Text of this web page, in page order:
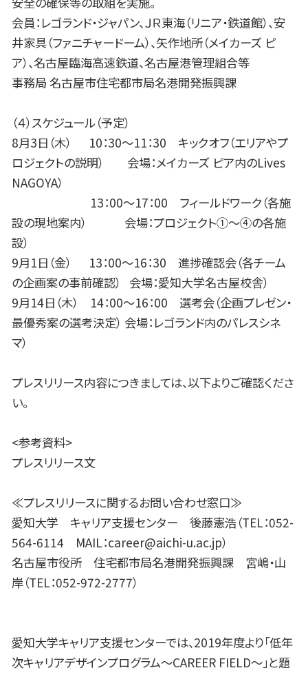
会員：レゴランド・ジャパン、ＪＲ東海（リニア・鉄道館）、安
井家具（ファニチャードーム）、矢作地所（メイカーズ ピ
ア）、名古屋臨海高速鉄道、名古屋港管理組合等
事務局 名古屋市住宅都市局名港開発振興課
（４）スケジュール（予定）
8月3日（木） 10：30～11：30 キックオフ（エリアやプ
ロジェクトの説明） 会場：メイカーズ ピア内のLives
NAGOYA）
13：00～17：00 フィールドワーク（各施
設の現地案内） 会場：プロジェクト①～④の各施
設）
9月1日（金） 13：00～16：30 進捗確認会（各チーム
の企画案の事前確認） 会場：愛知大学名古屋校舎）
9月14日（木） 14：00～16：00 選考会（企画プレゼン・
最優秀案の選考決定） 会場：レゴランド内のパレスシネ
マ）
プレスリリース内容につきましては、以下よりご確認くださ
い。
<参考資料>
プレスリリース文
≪プレスリリースに関するお問い合わせ窓口≫
愛知大学 キャリア支援センター 後藤憲浩（TEL：052-
564-6114 MAIL：career@aichi-u.ac.jp）
名古屋市役所 住宅都市局名港開発振興課 宮嶋・山
岸（TEL：052-972-2777）
愛知大学キャリア支援センターでは、2019年度より「低年
次キャリアデザインプログラム～CAREER FIELD～」と題